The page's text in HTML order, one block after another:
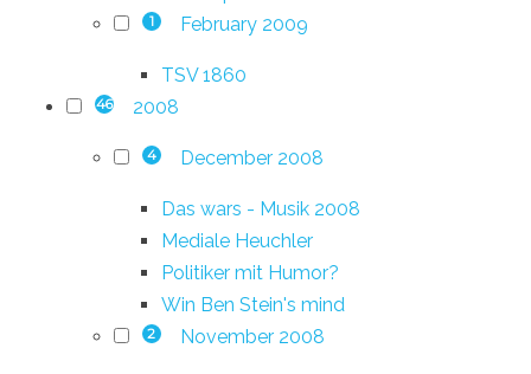
1 February 2009
TSV 1860
46 2008
4 December 2008
Das wars - Musik 2008
Mediale Heuchler
Politiker mit Humor?
Win Ben Stein's mind
2 November 2008